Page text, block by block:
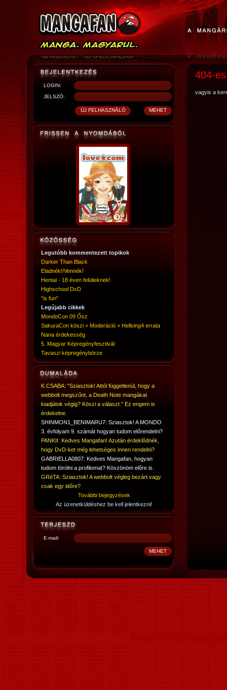
LOGIN:
JELSZÓ:
Legutóbb kommentezett topikok
Darker Than Black
Eladnék!/Vennék!
Hentai - 18 éven felülieknek!
Highschool DxD
"is fun"
Legújabb cikkek
MondoCon 09 Ősz
SakuraCon köszi + Moderáció + Hellsing4 errata
Nana érdekesség
5. Magyar Képregényfesztivál
Tavaszi képregénybörze
K.CSABA: "Sziasztok! Attól függetlenül, hogy a
webbolt megszűnt, a Death Note mangákat
kiadjátok végig? Köszi a választ." Ez engem is
érdekelne.
SHINMON1_BENIMARU7: Sziasztok! A MONDO
3. évfolyam 9. számát hogyan tudom előrendelni?
PANKII: Kedves Mangafan! Azután érdeklődnék,
hogy DvD-ket még lehetséges innen rendelni?
GABRIELLA0807: Kedves Mangafan, hogyan
tudom törölni a profilomat? Köszönöm előre is.
GRéTA: Sziasztok! A webbolt végleg bezárt vagy
csak egy időre?
További bejegyzések
Az üzenetküldéshez be kell jelentkezni!
E-mail:
404-
vagyis a